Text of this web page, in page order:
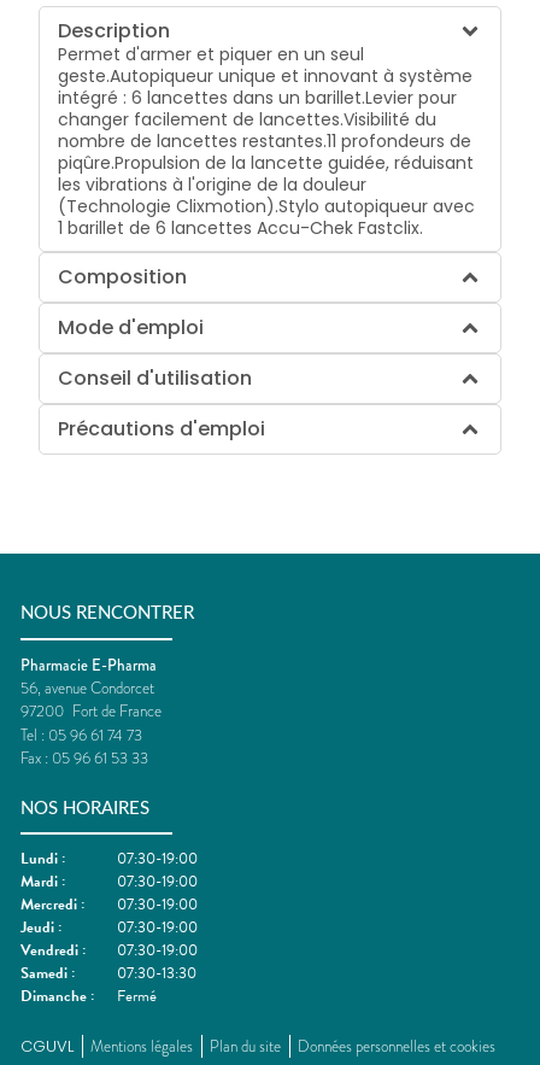
Description
Permet d'armer et piquer en un seul
geste.Autopiqueur unique et innovant à système
intégré : 6 lancettes dans un barillet.Levier pour
changer facilement de lancettes.Visibilité du
nombre de lancettes restantes.11 profondeurs de
piqûre.Propulsion de la lancette guidée, réduisant
les vibrations à l'origine de la douleur
(Technologie Clixmotion).Stylo autopiqueur avec
1 barillet de 6 lancettes Accu-Chek Fastclix.
Composition
Mode d'emploi
Conseil d'utilisation
Précautions d'emploi
NOUS RENCONTRER
Pharmacie E-Pharma
56, avenue Condorcet
97200 Fort de France
Tel : 05 96 61 74 73
Fax : 05 96 61 53 33
NOS HORAIRES
Lundi :
07:30-19:00
Mardi :
07:30-19:00
Mercredi :
07:30-19:00
Jeudi :
07:30-19:00
Vendredi :
07:30-19:00
Samedi :
07:30-13:30
Dimanche : Fermé
CGUVL Mentions légales Plan du site Données personnelles et cookies